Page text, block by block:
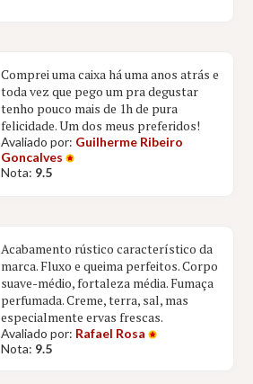
Comprei uma caixa há uma anos atrás e
toda vez que pego um pra degustar
tenho pouco mais de 1h de pura
felicidade. Um dos meus preferidos!
Avaliado por: Guilherme Ribeiro
Goncalves
Nota: 9.5
Acabamento rústico característico da
marca. Fluxo e queima perfeitos. Corpo
suave-médio, fortaleza média. Fumaça
perfumada. Creme, terra, sal, mas
especialmente ervas frescas.
Avaliado por: Rafael Rosa
Nota: 9.5